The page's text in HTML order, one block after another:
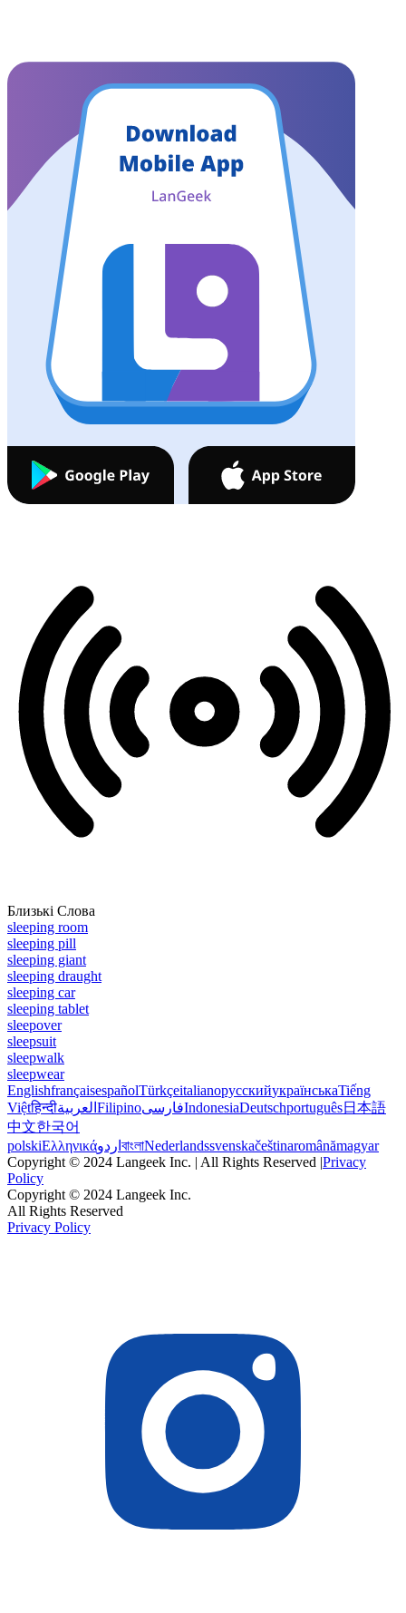
Близькі Слова
sleeping room
sleeping pill
sleeping giant
sleeping draught
sleeping car
sleeping tablet
sleepover
sleepsuit
sleepwalk
sleepwear
EnglishfrançaisespañolTürkçeitalianoрусскийукраїнськаTiếng
Việtहिन्दीالعربية FilipinoفارسیIndonesiaDeutschportuguês日本語
中文한국어
polskiΕλληνικάاردو বাংলাNederlandssvenskačeštinaromânămagyar
Copyright © 2024 Langeek Inc. | All Rights Reserved |Privacy
Policy
Copyright © 2024 Langeek Inc.
All Rights Reserved
Privacy Policy